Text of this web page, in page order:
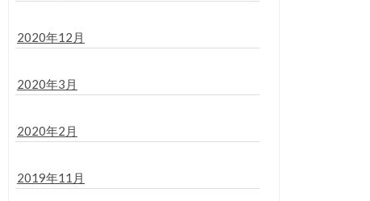
2020年12月
2020年3月
2020年2月
2019年11月